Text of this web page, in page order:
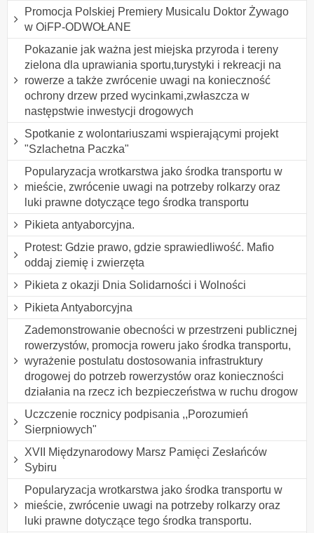
Promocja Polskiej Premiery Musicalu Doktor Żywago
w OiFP-ODWOŁANE
Pokazanie jak ważna jest miejska przyroda i tereny
zielona dla uprawiania sportu,turystyki i rekreacji na
rowerze a także zwrócenie uwagi na konieczność
ochrony drzew przed wycinkami,zwłaszcza w
następstwie inwestycji drogowych
Spotkanie z wolontariuszami wspierającymi projekt
"Szlachetna Paczka"
Popularyzacja wrotkarstwa jako środka transportu w
mieście, zwrócenie uwagi na potrzeby rolkarzy oraz
luki prawne dotyczące tego środka transportu
Pikieta antyaborcyjna.
Protest: Gdzie prawo, gdzie sprawiedliwość. Mafio
oddaj ziemię i zwierzęta
Pikieta z okazji Dnia Solidarności i Wolności
Pikieta Antyaborcyjna
Zademonstrowanie obecności w przestrzeni publicznej
rowerzystów, promocja roweru jako środka transportu,
wyrażenie postulatu dostosowania infrastruktury
drogowej do potrzeb rowerzystów oraz konieczności
działania na rzecz ich bezpieczeństwa w ruchu drogow
Uczczenie rocznicy podpisania ,,Porozumień
Sierpniowych"
XVII Międzynarodowy Marsz Pamięci Zesłańców
Sybiru
Popularyzacja wrotkarstwa jako środka transportu w
mieście, zwrócenie uwagi na potrzeby rolkarzy oraz
luki prawne dotyczące tego środka transportu.